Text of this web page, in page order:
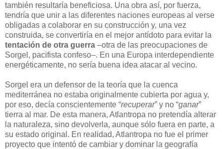
también resultaría beneficiosa. Una obra así, por fuerza,
tendría que unir a las diferentes naciones europeas al verse
obligadas a colaborar en su construcción y, una vez
construida, se convertiría en el mejor antídoto para evitar la
tentación de otra guerra –otra de las preocupaciones de
Sorgel, pacifista confeso–. En una Europa interdependiente
energéticamente, no sería buena idea atacar al vecino.
Sorgel era un defensor de la teoría que la cuenca
mediterránea no estaba originalmente cubierta por agua y,
por eso, decía conscientemente “recuperar” y no “ganar”
tierra al mar. De esta manera, Atlantropa no pretendía alterar
la naturaleza, sino devolverla, aunque sólo fuera en parte, a
su estado original. En realidad, Atlantropa no fue el primer
proyecto que intentó de cambiar y dominar la geografía